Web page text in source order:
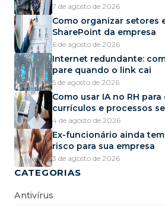
7 de agosto de 2026
Como organizar setores
SharePoint da empresa
6 de agosto de 2026
Internet redundante:
pare quando o link cai
5 de agosto de 2026
Como usar IA no RH
currículos e processos
4 de agosto de 2026
Ex-funcionário ainda
risco para sua empresa
3 de agosto de 2026
CATEGORIAS
Antivírus